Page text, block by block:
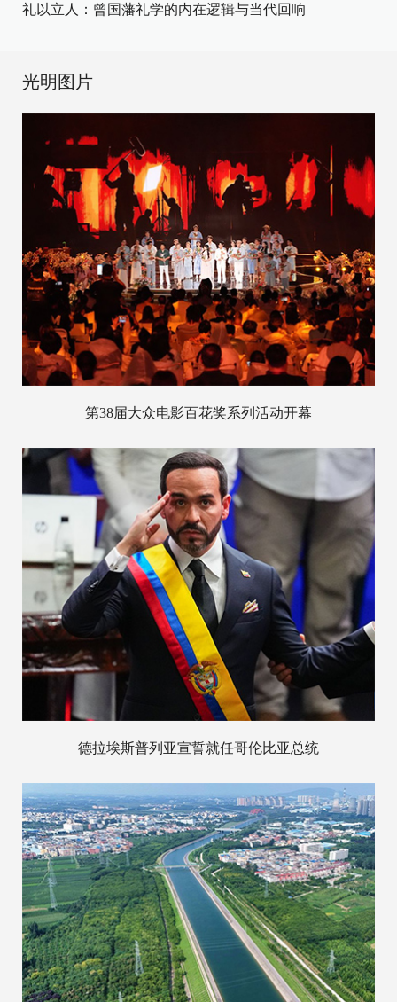
礼以立人：曾国藩礼学的内在逻辑与当代回响
光明图片
第38届大众电影百花奖系列活动开幕
德拉埃斯普列亚宣誓就任哥伦比亚总统